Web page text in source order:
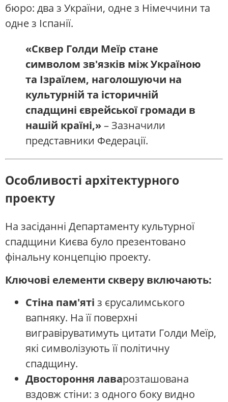
бюро: два з України, одне з Німеччини та
одне з Іспанії.
«Сквер Голди Меїр стане
символом зв'язків між Україною
та Ізраїлем, наголошуючи на
культурній та історичній
спадщині єврейської громади в
нашій країні,»– Зазначили
представники Федерації.
Особливості архітектурного
проекту
На засіданні Департаменту культурної
спадщини Києва було презентовано
фінальну концепцію проекту.
Ключові елементи скверу включають:
Стіна пам'яті з єрусалимського
вапняку. На її поверхні
вигравіруватимуть цитати Голди Меїр,
які символізують її політичну
спадщину.
Двостороння лаварозташована
вздовж стіни: з одного боку видно